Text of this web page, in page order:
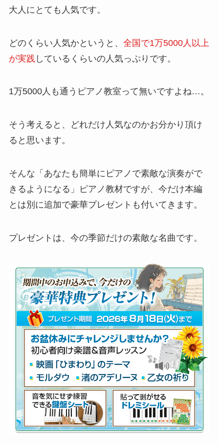
大人にとても人気です。
どのくらい人気かというと、 全国で1万5000人以上
が実践 しているくらいの人気っぷりです。
1万5000人も通うピアノ教室って無いですよね…。
そう考えると、どれだけ人気なのかお分かり頂け
ると思います。
そんな「あなたも簡単にピアノで素敵な演奏がで
きるようになる」ピアノ教材ですが、今だけ本編
とは別に追加で豪華プレゼントも付いてきます。
プレゼントは、今の季節だけの素敵な名曲です。